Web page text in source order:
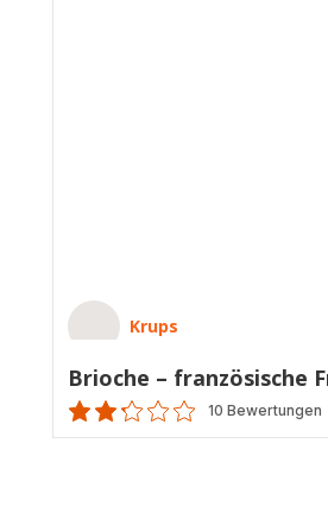
Krups
Brioche – französische
ratings.2.2
10 Bewertungen